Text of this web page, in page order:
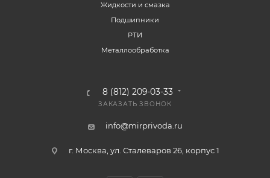
Жидкости и смазка
Подшипники
РТИ
Металлообработка
8 (812) 209-03-33
ЗАКАЗАТЬ ЗВОНОК
info@mirprivoda.ru
г. Москва, ул. Сталеваров 26, корпус 1